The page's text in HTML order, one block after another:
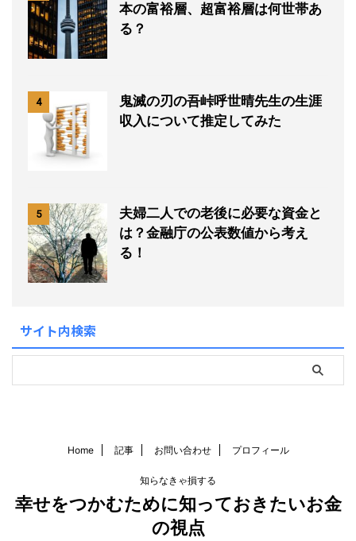
本の富裕層、超富裕層は何世帯あ
る？
4
鬼滅の刃の吾峠呼世晴先生の生涯
収入について推定してみた
5
夫婦二人での老後に必要な資金と
は？金融庁の公表数値から考え
る！
サイト内検索
Home 記事 お問い合わせ プロフィール
知らなきゃ損する
幸せをつかむために知っておきたいお金
の視点